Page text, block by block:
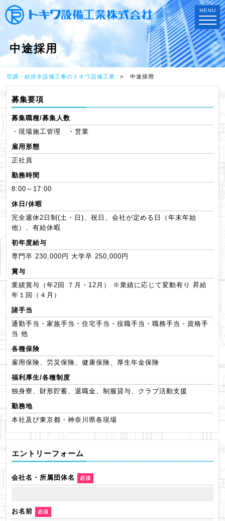
MENU
中途採用
空調・給排水設備工事のトキワ設備工業 中途採用
募集要項
募集職種/募集人数
・現場施工管理 ・営業
雇用形態
正社員
勤務時間
8:00～17:00
休日/休暇
完全週休2日制(土・日)、祝日、会社が定める日（年末年始
他）、有給休暇
初年度給与
専門卒 230,000円 大学卒 250,000円
賞与
業績賞与（年2回 ７月・12月） ※業績に応じて変動有り 昇給
年１回（４月）
諸手当
通勤手当・家族手当・住宅手当・役職手当・職務手当・資格手
当 他
各種保険
雇用保険、労災保険、健康保険、厚生年金保険
福利厚生/各種制度
独身寮、財形貯蓄、退職金、制服貸与、クラブ活動支援
勤務地
本社及び東京都・神奈川県各現場
エントリーフォーム
会社名・所属団体名 必須
お名前 必須